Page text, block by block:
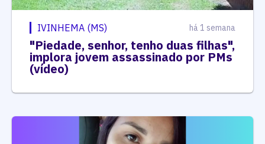
IVINHEMA (MS) há 1 semana
"Piedade, senhor, tenho duas filhas",
implora jovem assassinado por PMs
(vídeo)